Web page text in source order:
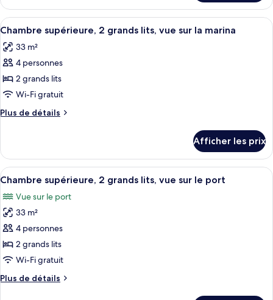
Suite,
chambre
Afficher
toutes
les
photos
pour
ce
type
de
Chambre
supérieure,
2
grands
lits,
vue
sur
la
marina
Un port de plaisance où sont
4
Chambre supérieure, 2 grands lits, vue sur la marina
33 m²
4 personnes
2 grands lits
Wi-Fi gratuit
Plus de détails
Plus
Chambre
supérieure,
2
lits,
vue
sur
la
marina
Afficher les prix
Afficher
toutes
les
photos
pour
ce
type
chambre :
Un immeuble à plusieurs étages
5
Chambre supérieure, 2 grands lits, vue sur le port
Vue sur le port
33 m²
4 personnes
2 grands lits
Wi-Fi gratuit
Plus de détails
Plus